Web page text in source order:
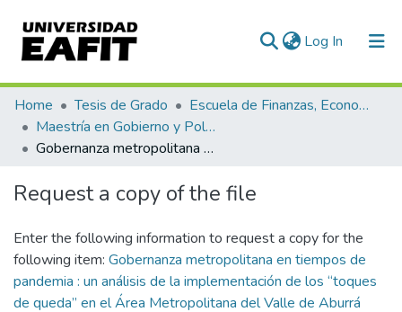
Log In (current)
Communities & Collections
All of DSpace
Home Tesis de Grado
Escuela de Finanzas, Economía y Gobierno
Maestría en Gobierno y Políticas Públicas (tesis)
Gobernanza metropolitana en tiempos de pandemia : un análisis de la implementación de los “toques de queda” en el Área Metropolitana del Valle de Aburrá (2020-2021)
Request a copy of the file
Enter the following information to request a copy for the
following item: Gobernanza metropolitana en tiempos de
pandemia : un análisis de la implementación de los “toques
de queda” en el Área Metropolitana del Valle de Aburrá